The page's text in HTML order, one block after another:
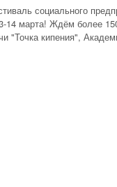
социального
14 марта! Ждём более
"Точка кипения",